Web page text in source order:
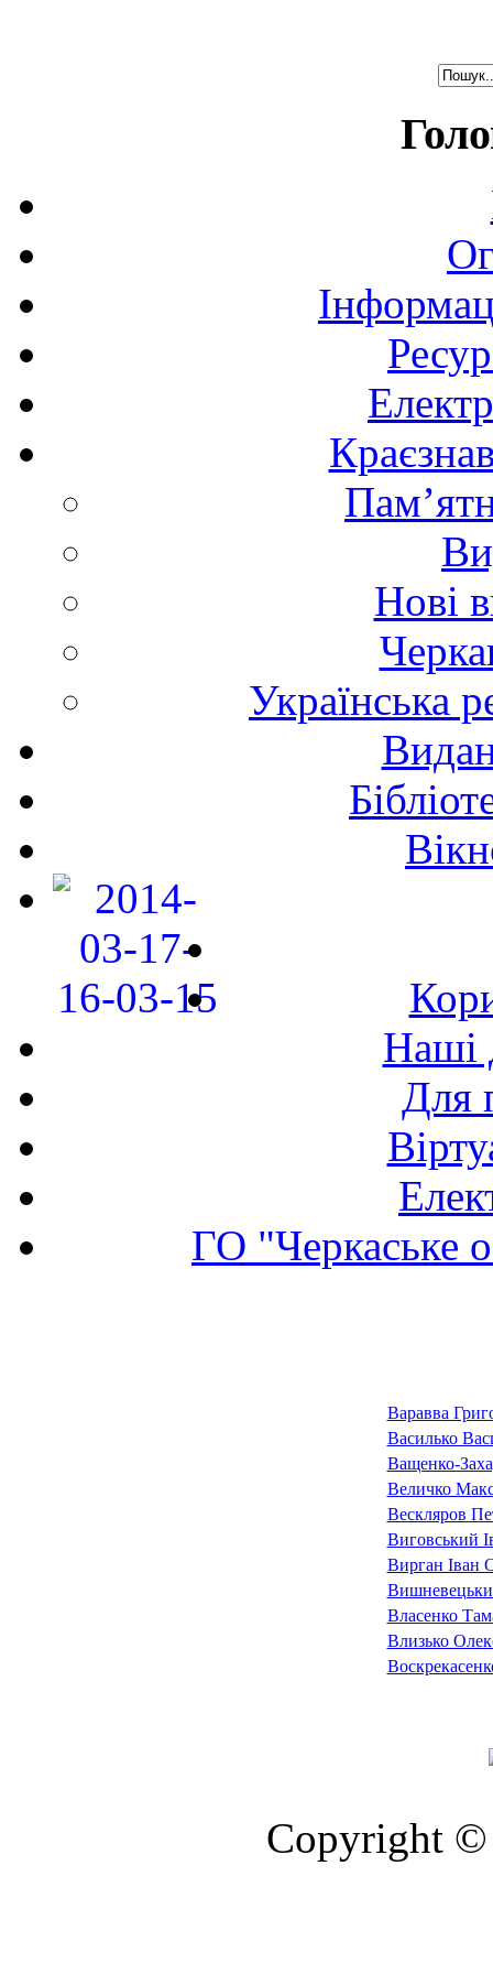
Нові
Українська
Наші
Для
ГО "Черкаське
Варавва
Василько
Ващенко-
Величко
Вескляров
Виговський
Вирган Іван
Власенко
Влизько
Copyright ©